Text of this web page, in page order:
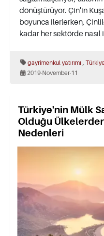
dönüştürüyor. Çin'in
boyunca ilerlerken,
kadar her sektörde nasıl
gayrimenkul yatırımı
2019-November-11
Türkiye'nin Mülk
Olduğu Ülkelerden
Nedenleri